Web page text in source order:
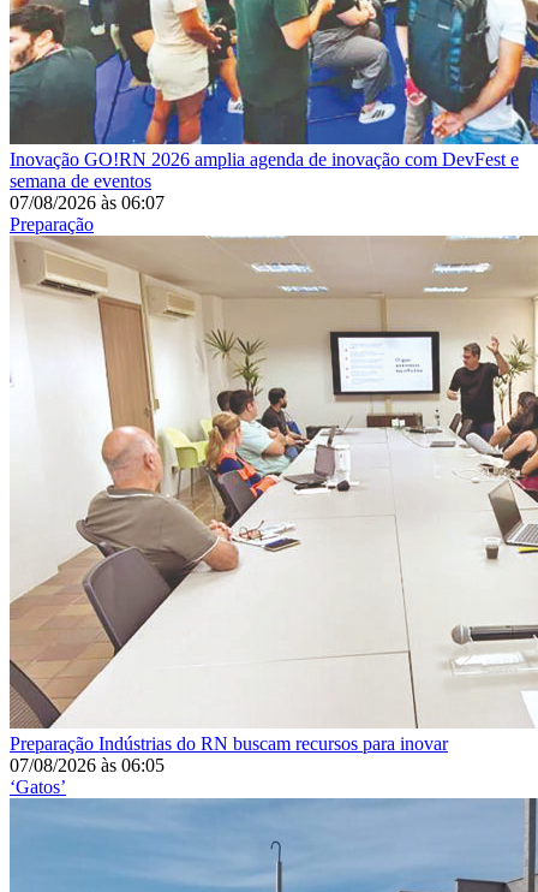
Inovação GO!RN 2026 amplia agenda de inovação com DevFest e
semana de eventos
07/08/2026 às 06:07
Preparação
Preparação Indústrias do RN buscam recursos para inovar
07/08/2026 às 06:05
‘Gatos’